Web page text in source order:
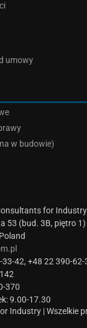
umowy
w budowie)
for Industry
53 (bud. 3B, piętro 1)
42, +48 22 390-62-
370
9.00-17.30
Industry | Wszelkie